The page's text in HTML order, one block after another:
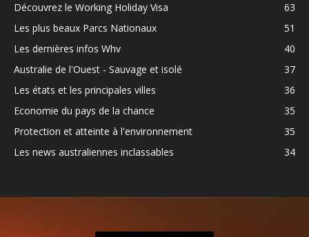
Découvrez le Working Holiday Visa
63
Les plus beaux Parcs Nationaux
51
Les dernières infos Whv
40
Australie de l'Ouest - Sauvage et isolé
37
Les états et les principales villes
36
Economie du pays de la chance
35
Protection et atteinte à l'environnement
35
Les news australiennes inclassables
34